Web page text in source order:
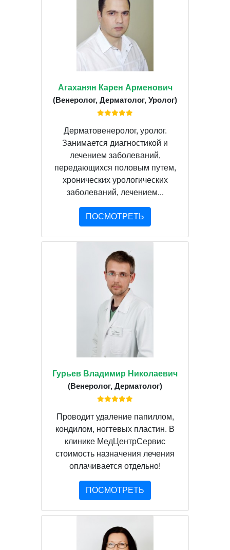
Агаханян Карен Арменович
(Венеролог, Дерматолог, Уролог)
Дерматовенеролог, уролог.
Занимается диагностикой и
лечением заболеваний,
передающихся половым путем,
хронических урологических
заболеваний, лечением...
ПОСМОТРЕТЬ
Гурьев Владимир Николаевич
(Венеролог, Дерматолог)
Проводит удаление папиллом,
кондилом, ногтевых пластин. В
клинике МедЦентрСервис
стоимость назначения лечения
оплачивается отдельно!
ПОСМОТРЕТЬ